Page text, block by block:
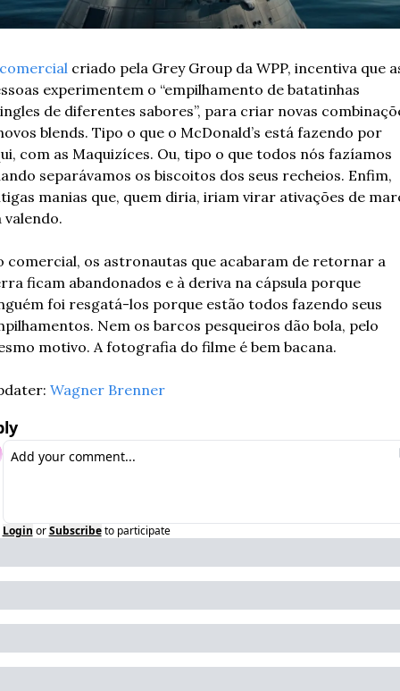
criado pela Grey Group da WPP, incentiva que
experimentem o “empilhamento de batatinhas
de diferentes sabores”, para criar novas
blends. Tipo o que o McDonald’s está fazendo por
com as Maquizíces. Ou, tipo o que todos nós fazíamos
separávamos os biscoitos dos seus recheios. Enfim,
manias que, quem diria, iriam virar ativações de
valendo.
comercial, os astronautas que acabaram de retornar a
ficam abandonados e à deriva na cápsula porque
foi resgatá-los porque estão todos fazendo seus
Nem os barcos pesqueiros dão bola, pelo
motivo. A fotografia do filme é bem bacana.
Wagner Brenner
Login or Subscribe to participate